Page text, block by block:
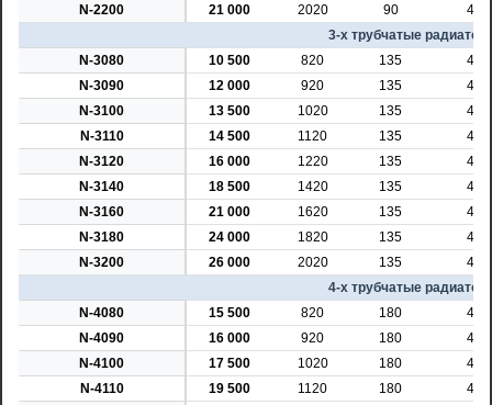
N-2200
21 000 2020 90
45
3-х трубчатые
N-3080
10 500 820 135
45
N-3090
12 000 920 135
45
N-3100
13 500 1020 135
45
N-3110
14 500 1120 135
45
N-3120
16 000 1220 135
45
N-3140
18 500 1420 135
45
N-3160
21 000 1620 135
45
N-3180
24 000 1820 135
45
N-3200
26 000 2020 135
45
4-х трубчатые
N-4080
15 500 820 180
45
N-4090
16 000 920 180
45
N-4100
17 500 1020 180
45
N-4110
19 500 1120 180
45